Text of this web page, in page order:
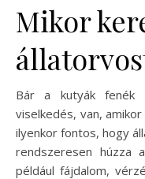
Mikor
Bár a kutyák fenék
viselkedés, van,
ilyenkor fontos, hogy
rendszeresen húzza
például fájdalom,